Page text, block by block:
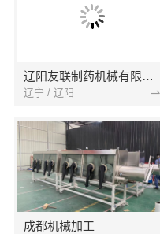
辽阳友联制药机械有限公司
辽宁 / 辽阳
成都机械加工